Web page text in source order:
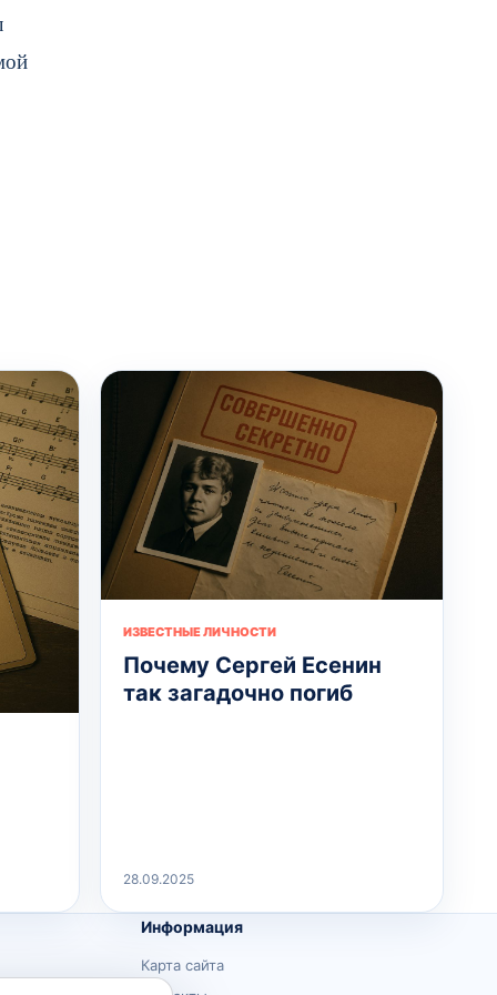
ИЗВЕСТНЫЕ ЛИЧНОСТИ
Почему Сергей Есенин
так загадочно погиб
28.09.2025
Информация
Карта сайта